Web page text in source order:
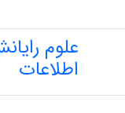
علوم
اطلاعات